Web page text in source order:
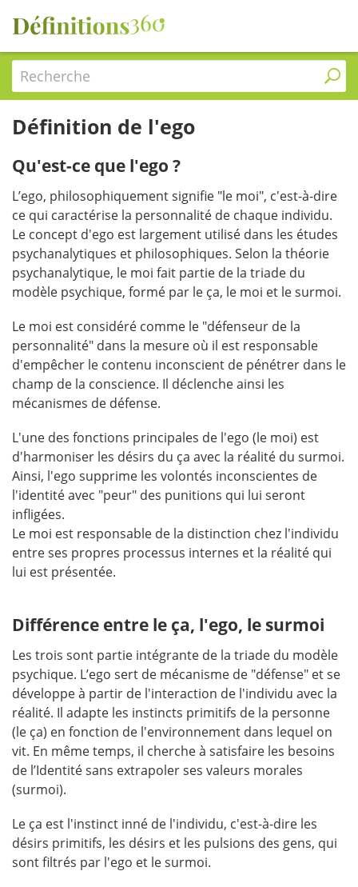
Recherche
Définition de l'ego
Qu'est-ce que l'ego ?
L’ego, philosophiquement signifie "le moi", c'est-à-dire
ce qui caractérise la personnalité de chaque individu.
Le concept d'ego est largement utilisé dans les études
psychanalytiques et philosophiques. Selon la théorie
psychanalytique, le moi fait partie de la triade du
modèle psychique, formé par le ça, le moi et le surmoi.
Le moi est considéré comme le "défenseur de la
personnalité" dans la mesure où il est responsable
d'empêcher le contenu inconscient de pénétrer dans le
champ de la conscience. Il déclenche ainsi les
mécanismes de défense.
L'une des fonctions principales de l'ego (le moi) est
d'harmoniser les désirs du ça avec la réalité du surmoi.
Ainsi, l'ego supprime les volontés inconscientes de
l'identité avec "peur" des punitions qui lui seront
infligées.
Le moi est responsable de la distinction chez l'individu
entre ses propres processus internes et la réalité qui
lui est présentée.
Différence entre le ça, l'ego, le surmoi
Les trois sont partie intégrante de la triade du modèle
psychique. L’ego sert de mécanisme de "défense" et se
développe à partir de l'interaction de l'individu avec la
réalité. Il adapte les instincts primitifs de la personne
(le ça) en fonction de l'environnement dans lequel on
vit. En même temps, il cherche à satisfaire les besoins
de l’Identité sans extrapoler ses valeurs morales
(surmoi).
Le ça est l'instinct inné de l'individu, c'est-à-dire les
désirs primitifs, les désirs et les pulsions des gens, qui
sont filtrés par l'ego et le surmoi.